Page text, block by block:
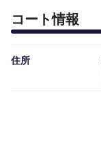
コート情報
住所